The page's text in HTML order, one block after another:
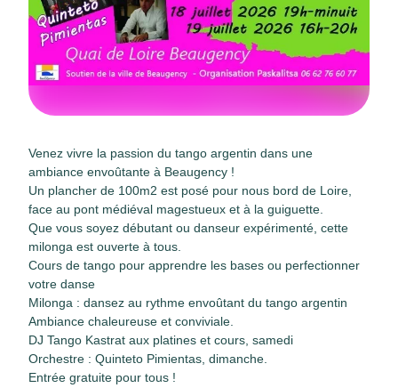
Venez vivre la passion du tango argentin dans une
ambiance envoûtante à Beaugency !
Un plancher de 100m2 est posé pour nous bord de Loire,
face au pont médiéval magestueux et à la guiguette.
Que vous soyez débutant ou danseur expérimenté, cette
milonga est ouverte à tous.
Cours de tango pour apprendre les bases ou perfectionner
votre danse
Milonga : dansez au rythme envoûtant du tango argentin
Ambiance chaleureuse et conviviale.
DJ Tango Kastrat aux platines et cours, samedi
Orchestre : Quinteto Pimientas, dimanche.
Entrée gratuite pour tous !